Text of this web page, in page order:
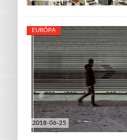
2018-06-25
EURÓPA